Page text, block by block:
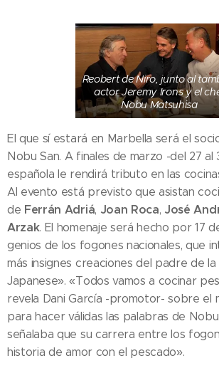
Reobert de Niro, junto al
actor Jeremy Irons y el
Nobu Matsuhisa
El que sí estará en Marbella será el
Nobu San. A finales de marzo -del 27 al
española le rendirá tributo en las
Al evento está previsto que asistan
de Ferrán Adriá, Joan Roca, José
Arzak. El homenaje será hecho por 17
genios de los fogones nacionales, que
más insignes creaciones del padre de
Japanese». «Todos vamos a cocinar
revela Dani García -promotor- sobre el
para hacer válidas las palabras de
señalaba que su carrera entre los
historia de amor con el pescado».